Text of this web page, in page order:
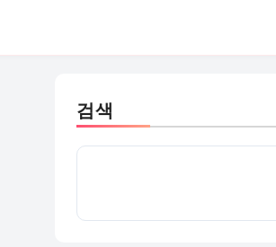
검색